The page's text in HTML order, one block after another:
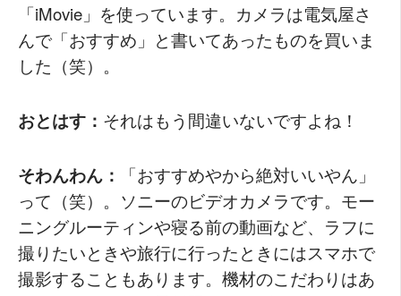
「iMovie」を使っています。カメラは電気屋さ
んで「おすすめ」と書いてあったものを買いま
した（笑）。
おとはす： それはもう間違いないですよね！
そわんわん：
「おすすめやから絶対いいやん」
って（笑）。ソニーのビデオカメラです。モー
ニングルーティンや寝る前の動画など、ラフに
撮りたいときや旅行に行ったときにはスマホで
撮影することもあります。機材のこだわりはあ